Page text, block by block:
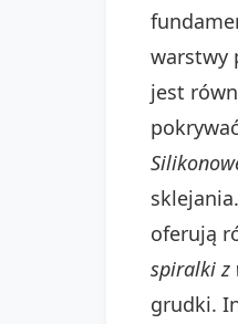
warstwy
jest
oferują
spiralki z
grudki.